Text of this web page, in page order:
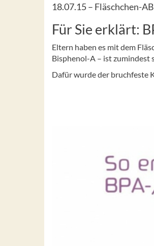
18.07.15 – Fläschchen-
Für Sie erklärt:
Eltern haben es mit dem
Bisphenol-A – ist zumindest
Dafür wurde der bruchfeste